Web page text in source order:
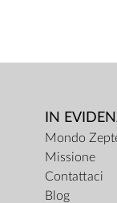
IN
Mondo
Missione
Contattaci
Blog